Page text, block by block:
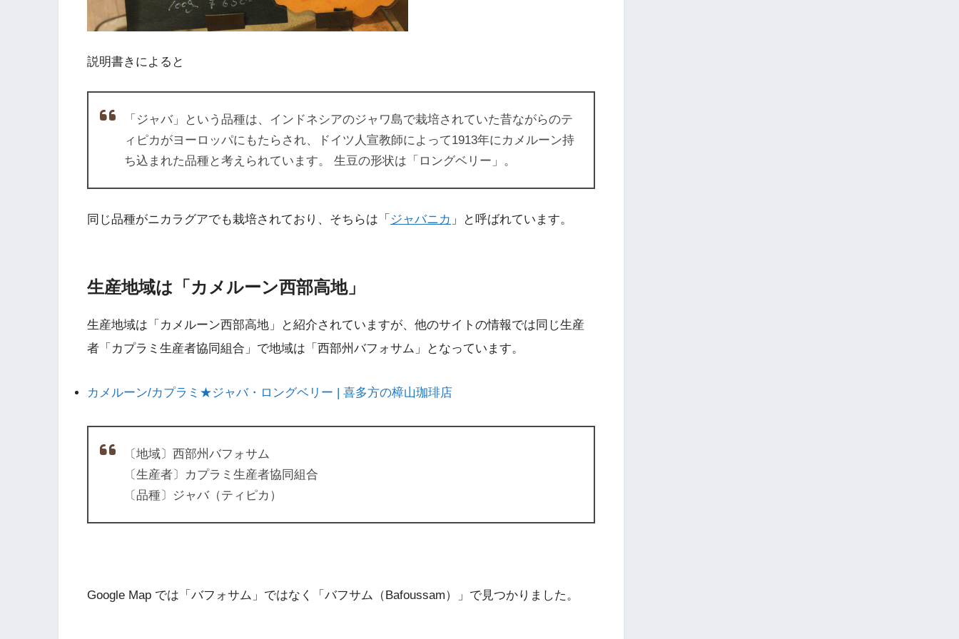
説明書きによると
「ジャバ」という品種は、インドネシアのジャワ島で栽培されていた昔ながらのテ
ィピカがヨーロッパにもたらされ、ドイツ人宣教師によって1913年にカメルーン持
ち込まれた品種と考えられています。 生豆の形状は「ロングベリー」。
同じ品種がニカラグアでも栽培されており、そちらは「 ジャバニカ 」と呼ばれています。
生産地域は「カメルーン西部高地」
生産地域は「カメルーン西部高地」と紹介されていますが、他のサイトの情報では同じ生産
者「カプラミ生産者協同組合」で地域は「西部州バフォサム」となっています。
カメルーン/カプラミ★ジャバ・ロングベリー | 喜多方の樟山珈琲店
〔地域〕西部州バフォサム
〔生産者〕カプラミ生産者協同組合
〔品種〕ジャバ（ティピカ）
Google Map では「バフォサム」ではなく「バフサム（Bafoussam）」で見つかりました。